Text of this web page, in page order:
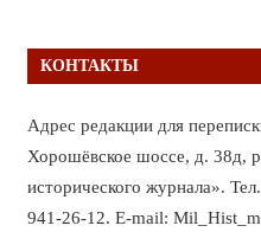
КОНТАКТЫ
Адрес редакции для
Хорошёвское шоссе, д. 38д,
исторического журнала».
941-26-12. E-mail: